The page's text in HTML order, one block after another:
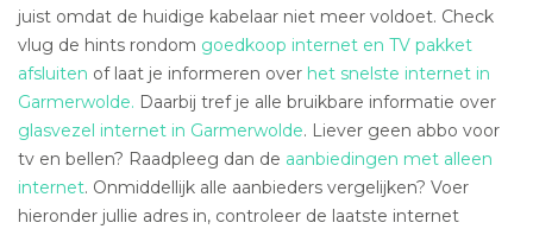
juist omdat de huidige kabelaar niet meer voldoet. Check
vlug de hints rondom goedkoop internet en TV pakket
afsluiten of laat je informeren over het snelste internet in
Garmerwolde. Daarbij tref je alle bruikbare informatie over
glasvezel internet in Garmerwolde. Liever geen abbo voor
tv en bellen? Raadpleeg dan de aanbiedingen met alleen
internet. Onmiddellijk alle aanbieders vergelijken? Voer
hieronder jullie adres in, controleer de laatste internet